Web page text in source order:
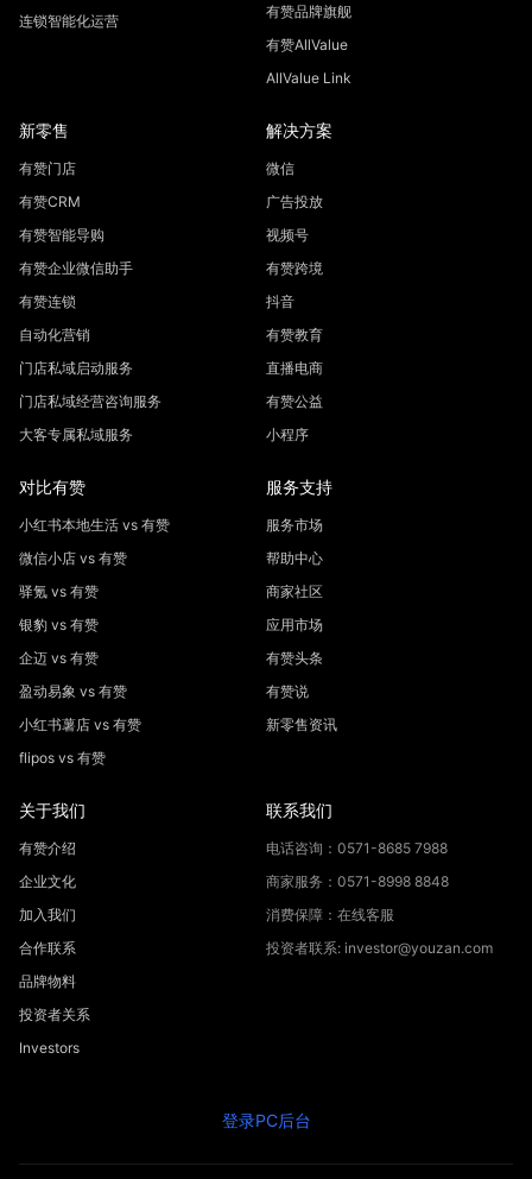
连锁智能化运营
有赞品牌旗舰
有赞AllValue
AllValue Link
新零售
有赞门店
有赞CRM
有赞智能导购
有赞企业微信助手
有赞连锁
自动化营销
门店私域启动服务
门店私域经营咨询服务
大客专属私域服务
解决方案
微信
广告投放
视频号
有赞跨境
抖音
有赞教育
直播电商
有赞公益
小程序
对比有赞
小红书本地生活 vs 有赞
微信小店 vs 有赞
驿氪 vs 有赞
银豹 vs 有赞
企迈 vs 有赞
盈动易象 vs 有赞
小红书薯店 vs 有赞
flipos vs 有赞
服务支持
服务市场
帮助中心
商家社区
应用市场
有赞头条
有赞说
新零售资讯
关于我们
有赞介绍
企业文化
加入我们
合作联系
品牌物料
投资者关系
Investors
联系我们
电话咨询：0571-8685 7988
商家服务：0571-8998 8848
消费保障：在线客服
投资者联系: investor@youzan.com
登录PC后台